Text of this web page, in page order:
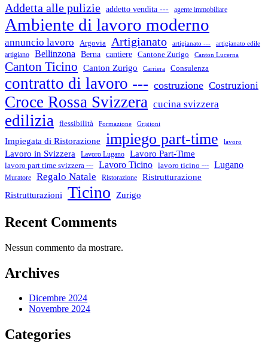
Addetta alle pulizie addetto vendita --- agente immobiliare
Ambiente di lavoro moderno
annuncio lavoro Argovia Artigianato artigianato --- artigianato edile
artigiano Bellinzona Berna cantiere Cantone Zurigo Canton Lucerna
Canton Ticino Canton Zurigo Carriera Consulenza
contratto di lavoro --- costruzione Costruzioni
Croce Rossa Svizzera cucina svizzera
edilizia flessibilità Formazione Grigioni
Impiegata di Ristorazione impiego part-time lavoro
Lavoro in Svizzera Lavoro Lugano Lavoro Part-Time
lavoro part time svizzera --- Lavoro Ticino lavoro ticino --- Lugano
Muratore Regalo Natale Ristorazione
Ristrutturazione
Ristrutturazioni
Ticino Zurigo
Recent Comments
Nessun commento da mostrare.
Archives
Dicembre 2024
Novembre 2024
Categories